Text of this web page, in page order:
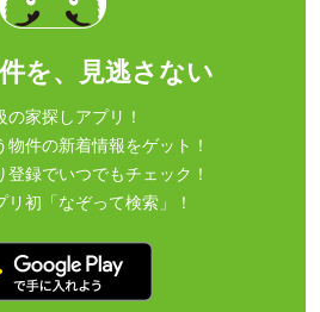
を、見逃さない
の家探しアプリ！
物件の新着情報をゲット！
登録でいつでもチェック！
リ初「なぞって検索」！